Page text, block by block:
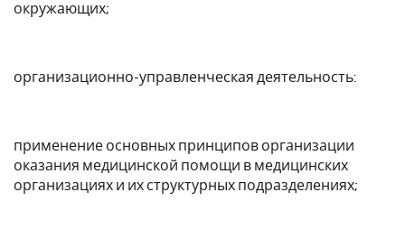
окружающих;
организационно-управленческая деятельность:
применение основных принципов организации
оказания медицинской помощи в медицинских
организациях и их структурных подразделениях;